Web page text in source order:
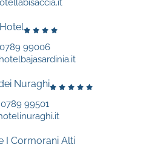
99006
Nuraghi
99501
I Cormorani Alti